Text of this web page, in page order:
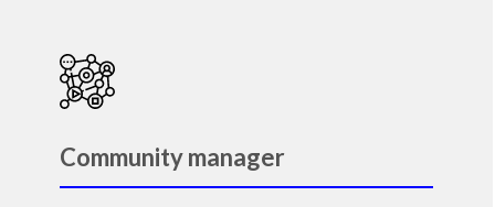
Community manager